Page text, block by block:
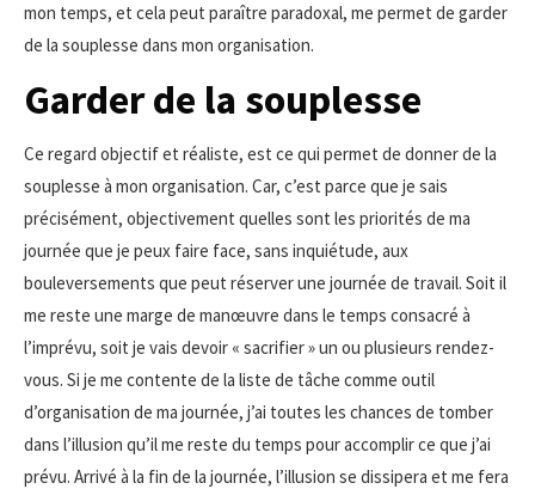
mon temps, et cela peut paraître paradoxal, me permet de garder
de la souplesse dans mon organisation.
Garder de la souplesse
Ce regard objectif et réaliste, est ce qui permet de donner de la
souplesse à mon organisation. Car, c’est parce que je sais
précisément, objectivement quelles sont les priorités de ma
journée que je peux faire face, sans inquiétude, aux
bouleversements que peut réserver une journée de travail. Soit il
me reste une marge de manœuvre dans le temps consacré à
l’imprévu, soit je vais devoir « sacrifier » un ou plusieurs rendez-
vous. Si je me contente de la liste de tâche comme outil
d’organisation de ma journée, j’ai toutes les chances de tomber
dans l’illusion qu’il me reste du temps pour accomplir ce que j’ai
prévu. Arrivé à la fin de la journée, l’illusion se dissipera et me fera